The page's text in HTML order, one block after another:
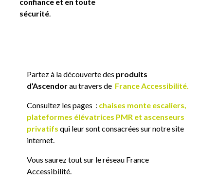
sécurité.
Partez à la découverte des produits
d’Ascendorau travers de France Accessibilité.
Consultez les pages : chaises monte escaliers,
plateformes élévatrices PMR et ascenseurs
privatifs qui leur sont consacrées sur notre site
internet.
Vous saurez tout sur le réseau France
Accessibilité.